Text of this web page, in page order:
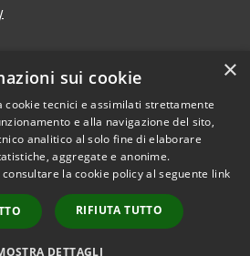
Copyright © 2026 • Comune di
Cencenighe Agordino •
Powered byMunicipium
Accesso redazione
×
sui cookie
cookie tecnici e assimilati strettamente
e alla navigazione del sito,
analitico al solo fine di elaborare
aggregate e anonime.
la cookie policy al seguente link
RIFIUTA TUTTO
DETTAGLI